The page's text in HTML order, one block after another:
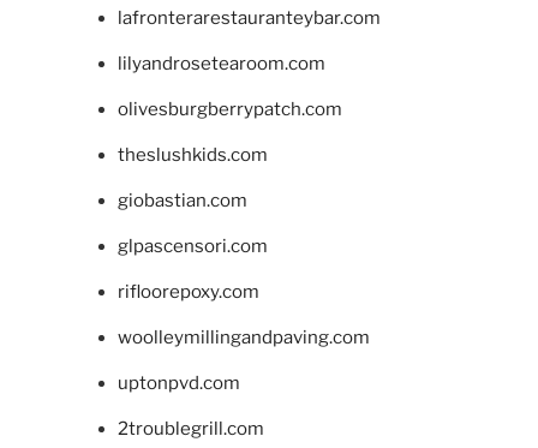
lafronterarestauranteybar.com
lilyandrosetearoom.com
olivesburgberrypatch.com
theslushkids.com
giobastian.com
glpascensori.com
rifloorepoxy.com
woolleymillingandpaving.com
uptonpvd.com
2troublegrill.com